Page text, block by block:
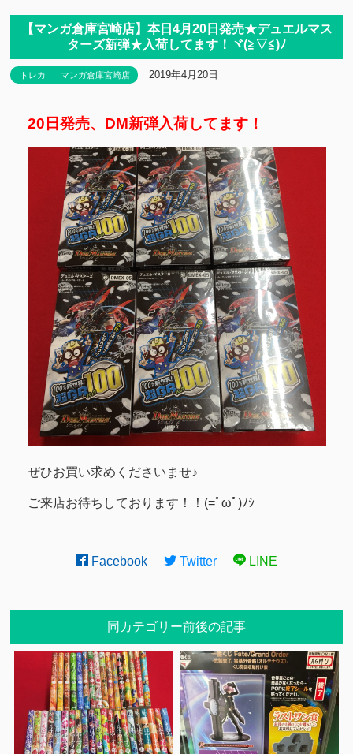
【マンガ倉庫宮崎店】本日4月20日発売★デュエルマス
ターズ新弾★入荷してます！ヾ(≧▽≦)ﾉ
トレカ マンガ倉庫宮崎店 2019年4月20日
20日発売、DM新弾入荷してます！
ぜひお買い求めくださいませ♪
ご来店お待ちしております！！(=ﾟωﾟ)ﾉｼ
Facebook Twitter LINE
同カテゴリー前後の記事